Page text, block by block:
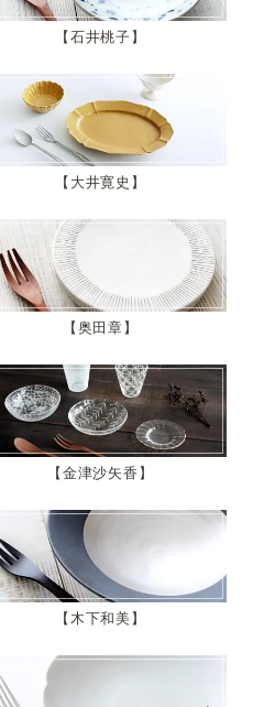
石井桃子
大井寛史
奥田章
金津沙矢香
木下和美